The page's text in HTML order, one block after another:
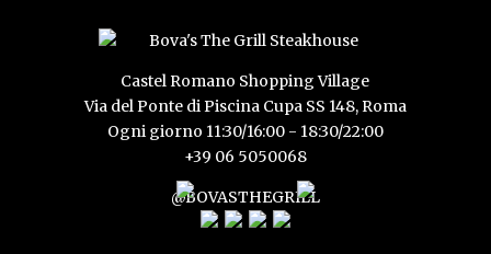
Castel Romano Shopping Village
Via del Ponte di Piscina Cupa SS 148, Roma
Ogni giorno 11:30/16:00 - 18:30/22:00
+39 06 5050068
@BOVASTHEGRILL